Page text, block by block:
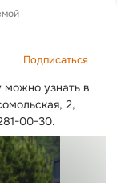
Подписаться
узнать в
2,
00-30.